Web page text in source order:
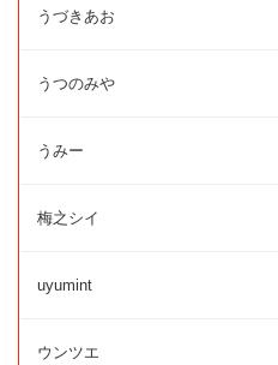
うづきあお
うつのみや
うみー
梅之シイ
uyumint
ウンツエ